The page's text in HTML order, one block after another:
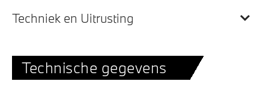
Techniek en Uitrusting
Technische gegevens